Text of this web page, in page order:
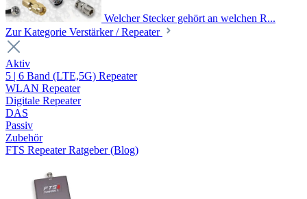
Welcher Stecker gehört an welchen R...
Zur Kategorie Verstärker / Repeater
Aktiv
5 | 6 Band (LTE,5G) Repeater
WLAN Repeater
Digitale Repeater
DAS
Passiv
Zubehör
FTS Repeater Ratgeber (Blog)